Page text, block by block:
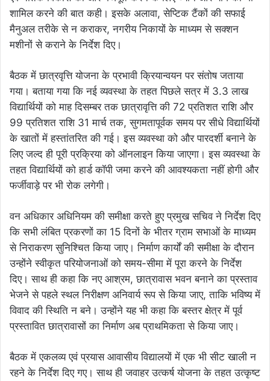
शामिल करने की बात कही। इसके अलावा, सेप्टिक टैंकों की सफाई
मैनुअल तरीके से न कराकर, नगरीय निकायों के माध्यम से सक्शन
मशीनों से कराने के निर्देश दिए।
बैठक में छात्रवृत्ति योजना के प्रभावी क्रियान्वयन पर संतोष जताया
गया। बताया गया कि नई व्यवस्था के तहत पिछले सत्र में 3.3 लाख
विद्यार्थियों को माह दिसम्बर तक छात्रावृत्ति की 72 प्रतिशत राशि और
99 प्रतिशत राशि 31 मार्च तक, सुगमतापूर्वक समय पर सीधे विद्यार्थियों
के खातों में हस्तांतरित की गई। इस व्यवस्था को और पारदर्शी बनाने के
लिए जल्द ही पूरी प्रक्रिया को ऑनलाइन किया जाएगा। इस व्यवस्था के
तहत विद्यार्थियों को हार्ड कॉपी जमा करने की आवश्यकता नहीं होगी और
फर्जीवाड़े पर भी रोक लगेगी।
वन अधिकार अधिनियम की समीक्षा करते हुए प्रमुख सचिव ने निर्देश दिए
कि सभी लंबित प्रकरणों का 15 दिनों के भीतर ग्राम सभाओं के माध्यम
से निराकरण सुनिश्चित किया जाए। निर्माण कार्यों की समीक्षा के दौरान
उन्होंने स्वीकृत परियोजनाओं को समय-सीमा में पूरा करने के निर्देश
दिए। साथ ही कहा कि नए आश्रम, छात्रावास भवन बनाने का प्रस्ताव
भेजने से पहले स्थल निरीक्षण अनिवार्य रूप से किया जाए, ताकि भविष्य में
विवाद की स्थिति न बने। उन्होंने यह भी कहा कि बस्तर क्षेत्र में पूर्व
प्रस्तावित छात्रावासों का निर्माण अब प्राथमिकता से किया जाए।
बैठक में एकलव्य एवं प्रयास आवासीय विद्यालयों में एक भी सीट खाली न
रहने के निर्देश दिए गए। साथ ही जवाहर उत्कर्ष योजना के तहत उत्कृष्ट